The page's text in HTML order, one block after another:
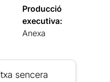
Producció
executiva:
Anexa
sencera